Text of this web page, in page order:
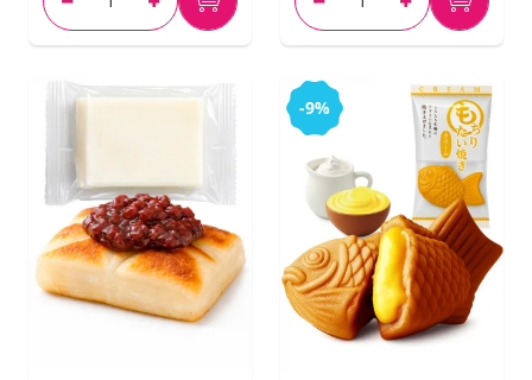
-9%